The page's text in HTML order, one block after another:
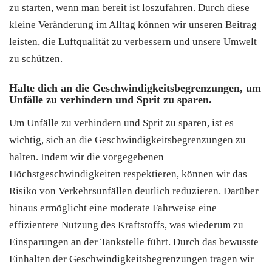
zu starten, wenn man bereit ist loszufahren. Durch diese
kleine Veränderung im Alltag können wir unseren Beitrag
leisten, die Luftqualität zu verbessern und unsere Umwelt
zu schützen.
Halte dich an die Geschwindigkeitsbegrenzungen, um
Unfälle zu verhindern und Sprit zu sparen.
Um Unfälle zu verhindern und Sprit zu sparen, ist es
wichtig, sich an die Geschwindigkeitsbegrenzungen zu
halten. Indem wir die vorgegebenen
Höchstgeschwindigkeiten respektieren, können wir das
Risiko von Verkehrsunfällen deutlich reduzieren. Darüber
hinaus ermöglicht eine moderate Fahrweise eine
effizientere Nutzung des Kraftstoffs, was wiederum zu
Einsparungen an der Tankstelle führt. Durch das bewusste
Einhalten der Geschwindigkeitsbegrenzungen tragen wir